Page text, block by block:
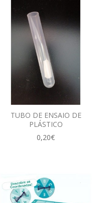
TUBO DE ENSAIO DE
PLÁSTICO
0,20€